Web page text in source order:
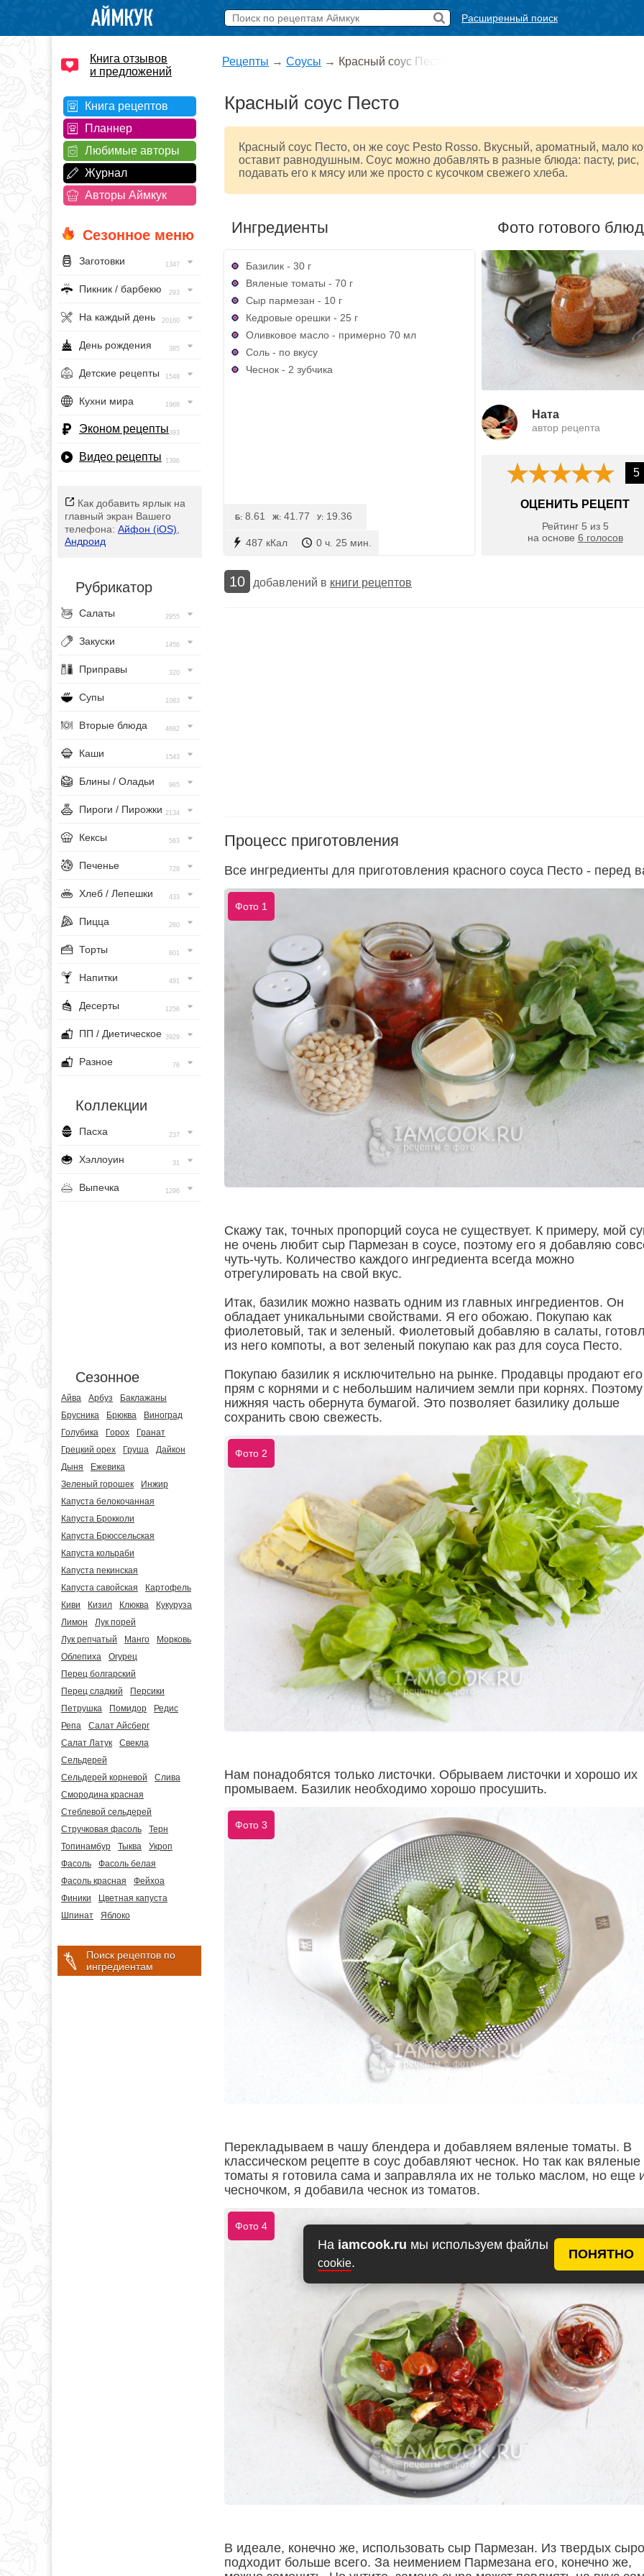
На iamcook.ru мы используем файлы
cookie.
ПОНЯТНО
Расширенный поиск
Книга отзывов
и предложений
Книга рецептов
Планнер
Любимые авторы
Журнал
Авторы Аймкук
Сезонное меню
Заготовки 1347
Пикник / барбекю 293
На каждый день 20160
День рождения 385
Детские рецепты 1548
Кухни мира 1968
Эконом рецепты393
Видео рецепты 1396
Как добавить ярлык на
главный экран Вашего
телефона: Айфон (iOS)
Андроид
Рубрикатор
Салаты 2955
Закуски 1456
Приправы 320
Супы 1083
Вторые блюда 4682
Каши 1543
Блины / Оладьи 965
Пироги / Пирожки 2134
Кексы 563
Печенье 728
Хлеб / Лепешки 433
Пицца 260
Торты 801
Напитки 491
Десерты 1256
ПП / Диетическое 3929
Разное 76
Коллекции
Пасха 237
Хэллоуин 31
Выпечка 1296
Сезонное
Айва Арбуз
Баклажаны
Брусника
Брюква
Виноград
Голубика
Горох
Гранат
Грецкий орех
Груша
Дайкон
Дыня
Ежевика
Зеленый горошек
Инжир
Капуста белокочанная
Капуста Брокколи
Капуста Брюссельская
Капуста кольраби
Капуста пекинская
Капуста савойская
Картофель
Киви
Кизил Клюква
Кукуруза
Лимон
Лук порей
Лук репчатый
Манго
Морковь
Облепиха
Огурец
Перец болгарский
Перец сладкий
Персики
Петрушка
Помидор
Редис
Репа
Салат Айсберг
Салат Латук
Свекла
Сельдерей
Сельдерей корневой
Слива
Смородина красная
Стеблевой сельдерей
Стручковая фасоль
Терн
Топинамбур
Тыква
Укроп
Фасоль
Фасоль белая
Фасоль красная
Фейхоа
Финики
Цветная капуста
Шпинат
Яблоко
Поиск рецептов по
ингредиентам
Рецепты → Соусы → Красный соус Песто
Красный соус Песто
Красный соус Песто, он же соус Pesto Rosso. Вкусный, ароматный, мало
оставит равнодушным. Соус можно добавлять в разные блюда: пасту, рис,
подавать его к мясу или же просто с кусочком свежего хлеба.
Ингредиенты
Базилик - 30 г
Вяленые томаты - 70 г
Сыр пармезан - 10 г
Кедровые орешки - 25 г
Оливковое масло - примерно 70 мл
Соль - по вкусу
Чеснок - 2 зубчика
487 кКал 0 ч. 25 мин.
Б: 8.61 Ж: 41.77 У: 19.36
Фото готового
Ната
автор рецепта
5
ОЦЕНИТЬ РЕЦЕПТ
Рейтинг 5 из 5
на основе 6 голосов
10 добавлений в книги рецептов
Процесс приготовления
Все ингредиенты для приготовления красного соуса Песто - перед
Фото 1
Скажу так, точных пропорций соуса не существует. К примеру, мой
не очень любит сыр Пармезан в соусе, поэтому его я добавляю
чуть-чуть. Количество каждого ингредиента всегда можно
отрегулировать на свой вкус.
Итак, базилик можно назвать одним из главных ингредиентов. Он
обладает уникальными свойствами. Я его обожаю. Покупаю как
фиолетовый, так и зеленый. Фиолетовый добавляю в салаты,
из него компоты, а вот зеленый покупаю как раз для соуса Песто.
Покупаю базилик я исключительно на рынке. Продавцы продают его
прям с корнями и с небольшим наличием земли при корнях. Поэтому
нижняя часть обернута бумагой. Это позволяет базилику дольше
сохранить свою свежесть.
Фото 2
Нам понадобятся только листочки. Обрываем листочки и хорошо их
промываем. Базилик необходимо хорошо просушить.
Фото 3
Перекладываем в чашу блендера и добавляем вяленые томаты. В
классическом рецепте в соус добавляют чеснок. Но так как вяленые
томаты я готовила сама и заправляла их не только маслом, но еще
чесночком, я добавила чеснок из томатов.
Фото 4
В идеале, конечно же, использовать сыр Пармезан. Из твердых
подходит больше всего. За неимением Пармезана его, конечно же,